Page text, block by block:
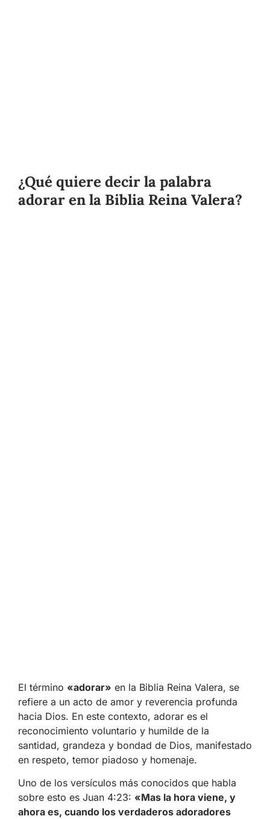
¿Qué quiere decir la palabra
adorar en la Biblia Reina Valera?
El término «adorar» en la Biblia Reina Valera, se
refiere a un acto de amor y reverencia profunda
hacia Dios. En este contexto, adorar es el
reconocimiento voluntario y humilde de la
santidad, grandeza y bondad de Dios, manifestado
en respeto, temor piadoso y homenaje.
Uno de los versículos más conocidos que habla
sobre esto es Juan 4:23: «Mas la hora viene, y
ahora es, cuando los verdaderos adoradores